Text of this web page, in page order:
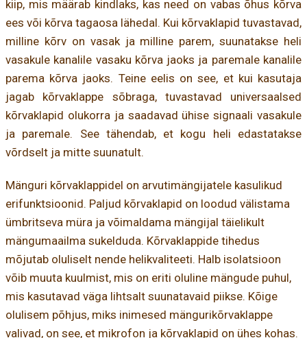
kiip, mis määrab kindlaks, kas need on vabas õhus kõrva
ees või kõrva tagaosa lähedal. Kui kõrvaklapid tuvastavad,
milline kõrv on vasak ja milline parem, suunatakse heli
vasakule kanalile vasaku kõrva jaoks ja paremale kanalile
parema kõrva jaoks. Teine eelis on see, et kui kasutaja
jagab kõrvaklappe sõbraga, tuvastavad universaalsed
kõrvaklapid olukorra ja saadavad ühise signaali vasakule
ja paremale. See tähendab, et kogu heli edastatakse
võrdselt ja mitte suunatult.
Mänguri kõrvaklappidel on arvutimängijatele kasulikud
erifunktsioonid. Paljud kõrvaklapid on loodud välistama
ümbritseva müra ja võimaldama mängijal täielikult
mängumaailma sukelduda. Kõrvaklappide tihedus
mõjutab oluliselt nende helikvaliteeti. Halb isolatsioon
võib muuta kuulmist, mis on eriti oluline mängude puhul,
mis kasutavad väga lihtsalt suunatavaid piikse. Kõige
olulisem põhjus, miks inimesed mängurikõrvaklappe
valivad, on see, et mikrofon ja kõrvaklapid on ühes kohas.